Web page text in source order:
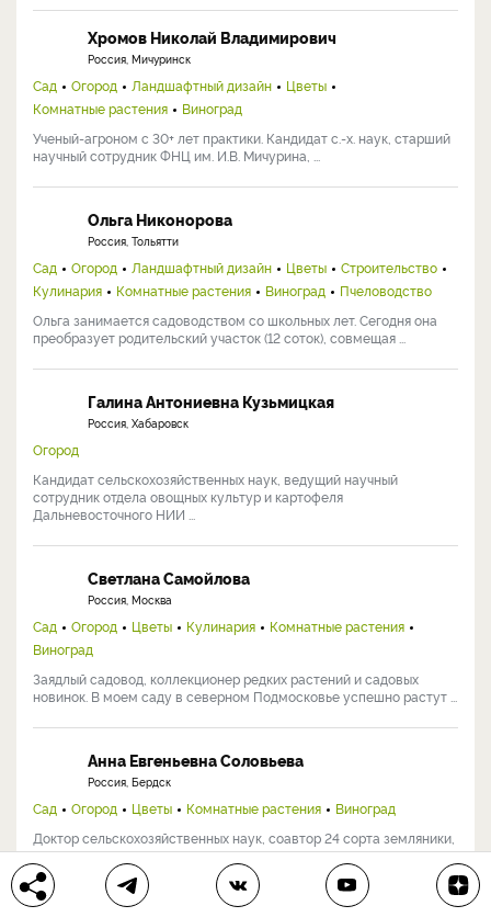
Хромов Николай Владимирович
Россия, Мичуринск
Сад Огород Ландшафтный дизайн
Цветы
Комнатные растения
Виноград
Ученый-агроном с 30+ лет практики. Кандидат с.-х. наук, старший
научный сотрудник ФНЦ им. И.В. Мичурина, ...
Ольга Никонорова
Россия, Тольятти
Сад Огород Ландшафтный дизайн Цветы
Строительство
Кулинария
Комнатные растения Виноград
Пчеловодство
Ольга занимается садоводством со школьных лет. Сегодня она
преобразует родительский участок (12 соток), совмещая ...
Галина Антониевна Кузьмицкая
Россия, Хабаровск
Огород
Кандидат сельскохозяйственных наук, ведущий научный
сотрудник отдела овощных культур и картофеля
Дальневосточного НИИ ...
Светлана Самойлова
Россия, Москва
Сад Огород Цветы Кулинария
Комнатные растения
Виноград
Заядлый садовод, коллекционер редких растений и садовых
новинок. В моем саду в северном Подмосковье успешно растут ...
Анна Евгеньевна Соловьева
Россия, Бердск
Сад Огород Цветы Комнатные растения
Виноград
Доктор сельскохозяйственных наук, соавтор 24 сорта земляники,
смородины (чёрной, красной, золотистой и американской), ...
Все эксперты